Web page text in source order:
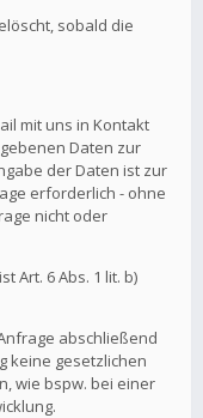
sobald die
mit uns in Kontakt
Daten zur
der Daten ist zur
erforderlich - ohne
nicht oder
Art. 6 Abs. 1 lit. b)
abschließend
keine gesetzlichen
wie bspw. bei einer